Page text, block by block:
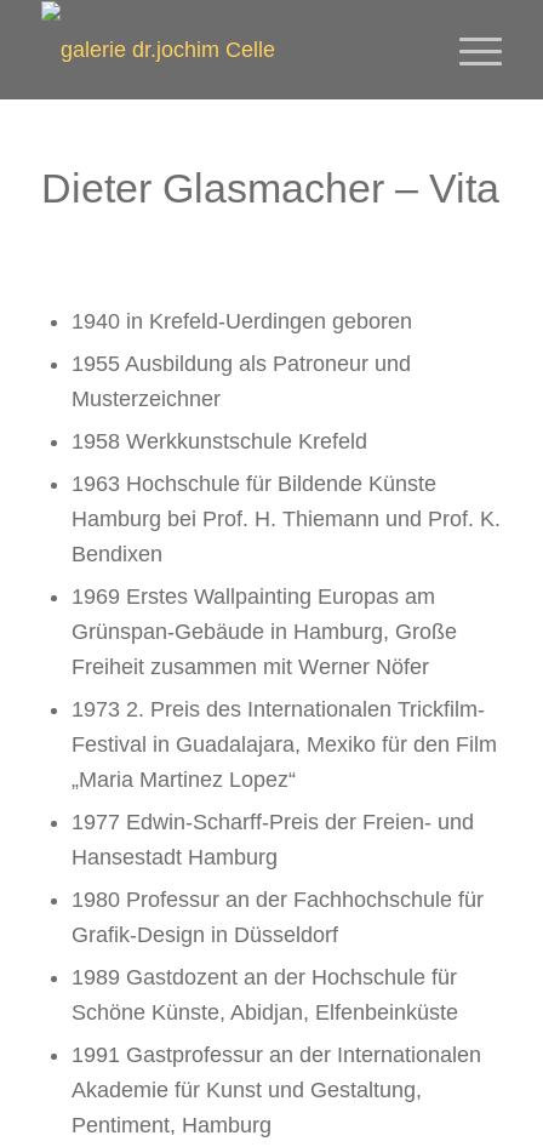
Dieter Glasmacher – Vita
1940 in Krefeld-Uerdingen geboren
1955 Ausbildung als Patroneur und
Musterzeichner
1958 Werkkunstschule Krefeld
1963 Hochschule für Bildende Künste
Hamburg bei Prof. H. Thiemann und Prof. K.
Bendixen
1969 Erstes Wallpainting Europas am
Grünspan-Gebäude in Hamburg, Große
Freiheit zusammen mit Werner Nöfer
1973 2. Preis des Internationalen Trickfilm-
Festival in Guadalajara, Mexiko für den Film
„Maria Martinez Lopez“
1977 Edwin-Scharff-Preis der Freien- und
Hansestadt Hamburg
1980 Professur an der Fachhochschule für
Grafik-Design in Düsseldorf
1989 Gastdozent an der Hochschule für
Schöne Künste, Abidjan, Elfenbeinküste
1991 Gastprofessur an der Internationalen
Akademie für Kunst und Gestaltung,
Pentiment, Hamburg